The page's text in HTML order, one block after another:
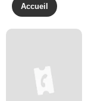
Accueil